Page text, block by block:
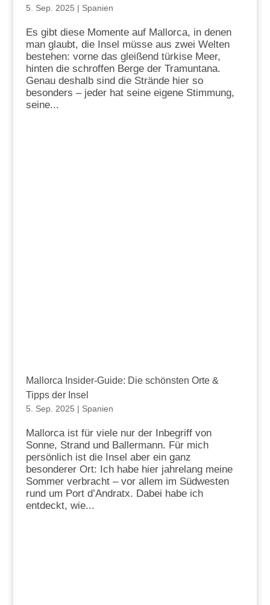
5. Sep. 2025 | Spanien
Es gibt diese Momente auf Mallorca, in denen
man glaubt, die Insel müsse aus zwei Welten
bestehen: vorne das gleißend türkise Meer,
hinten die schroffen Berge der Tramuntana.
Genau deshalb sind die Strände hier so
besonders – jeder hat seine eigene Stimmung,
seine...
Mallorca Insider-Guide: Die schönsten Orte &
Tipps der Insel
5. Sep. 2025 | Spanien
Mallorca ist für viele nur der Inbegriff von
Sonne, Strand und Ballermann. Für mich
persönlich ist die Insel aber ein ganz
besonderer Ort: Ich habe hier jahrelang meine
Sommer verbracht – vor allem im Südwesten
rund um Port d’Andratx. Dabei habe ich
entdeckt, wie...